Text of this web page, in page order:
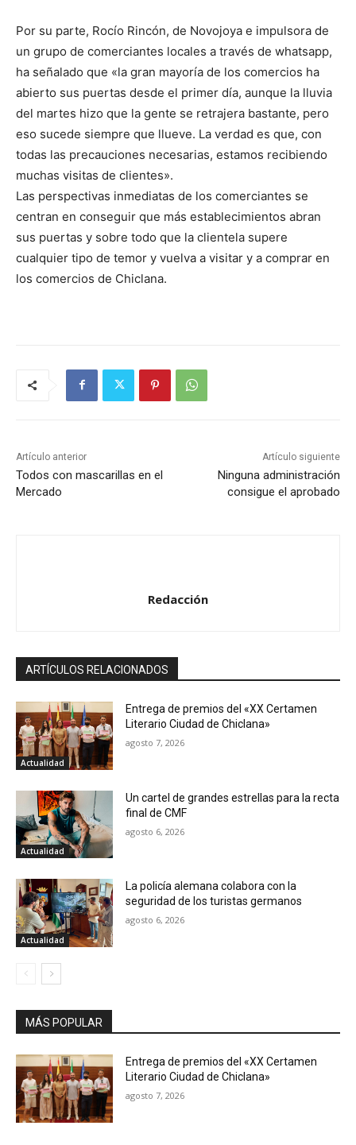
Por su parte, Rocío Rincón, de Novojoya e impulsora de
un grupo de comerciantes locales a través de whatsapp,
ha señalado que «la gran mayoría de los comercios ha
abierto sus puertas desde el primer día, aunque la lluvia
del martes hizo que la gente se retrajera bastante, pero
eso sucede siempre que llueve. La verdad es que, con
todas las precauciones necesarias, estamos recibiendo
muchas visitas de clientes».
Las perspectivas inmediatas de los comerciantes se
centran en conseguir que más establecimientos abran
sus puertas y sobre todo que la clientela supere
cualquier tipo de temor y vuelva a visitar y a comprar en
los comercios de Chiclana.
Artículo anterior
Todos con mascarillas en el
Mercado
Artículo siguiente
Ninguna administración
consigue el aprobado
Redacción
ARTÍCULOS RELACIONADOS
Actualidad
Entrega de premios del «XX Certamen
Literario Ciudad de Chiclana»
agosto 7, 2026
Actualidad
Un cartel de grandes estrellas para la recta
final de CMF
agosto 6, 2026
Actualidad
La policía alemana colabora con la
seguridad de los turistas germanos
agosto 6, 2026
MÁS POPULAR
Entrega de premios del «XX Certamen
Literario Ciudad de Chiclana»
agosto 7, 2026